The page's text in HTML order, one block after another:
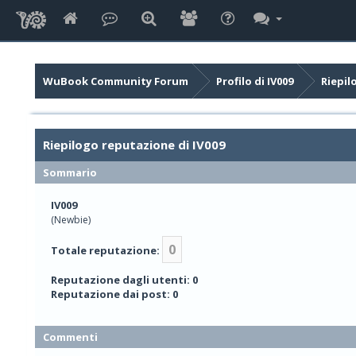
WuBook Community Forum Profilo di IV009
Riepilogo reputazione di IV009
Sommario
IV009
(Newbie)
Totale reputazione: 0
Reputazione dagli utenti: 0
Reputazione dai post: 0
Commenti